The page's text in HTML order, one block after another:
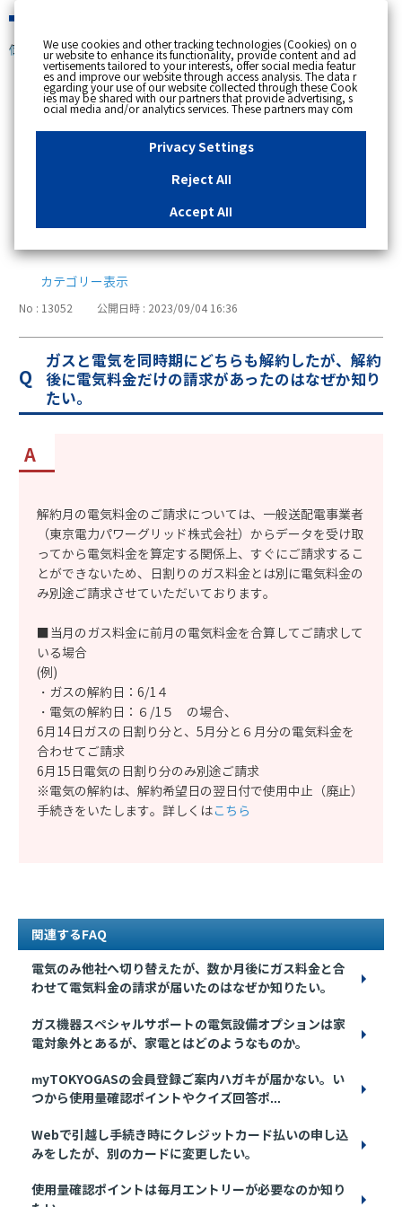
個人のお客さま
[ トップへ戻る ]
支払い・請求・検針
インボイス制度 6
カテゴリー表示
No : 13052 公開日時 : 2023/09/04 16:36
ガスと電気を同時期にどちらも解約したが、解約
後に電気料金だけの請求があったのはなぜか知り
たい。
解約月の電気料金のご請求については、一般送配電事業者
（東京電力パワーグリッド株式会社）からデータを受け取
ってから電気料金を算定する関係上、すぐにご請求するこ
とができないため、日割りのガス料金とは別に電気料金の
み別途ご請求させていただいております。
■当月のガス料金に前月の電気料金を合算してご請求して
いる場合
(例)
・ガスの解約日：6/1４
・電気の解約日：６/1５ の場合、
6月14日ガスの日割り分と、5月分と６月分の電気料金を
合わせてご請求
6月15日電気の日割り分のみ別途ご請求
※電気の解約は、解約希望日の翌日付で使用中止（廃止）
手続きをいたします。詳しくはこちら
関連するFAQ
電気のみ他社へ切り替えたが、数か月後にガス料金と合
わせて電気料金の請求が届いたのはなぜか知りたい。
ガス機器スペシャルサポートの電気設備オプションは家
電対象外とあるが、家電とはどのようなものか。
myTOKYOGASの会員登録ご案内ハガキが届かない。い
つから使用量確認ポイントやクイズ回答ポ...
Webで引越し手続き時にクレジットカード払いの申し込
みをしたが、別のカードに変更したい。
使用量確認ポイントは毎月エントリーが必要なのか知り
We use cookies and other tracking technologies (Cookies) on o
ur website to enhance its functionality, provide content and ad
vertisements tailored to your interests, offer social media featur
es and improve our website through access analysis. The data r
egarding your use of our website collected through these Cook
ies may be shared with our partners that provide advertising, s
ocial media and/or analytics services. These partners may com
bine the data shared by us with other data that you have provi
ded to them or that they have collected from your use of their s
ervices or other websites to analyse and optimise advertisemen
ts delivered to you by businesses other than us on the internet.
essary Cookies, please click "Reject All". If you agree to the use
of all Cookies, please click "Accept All". To select your preferen
u can change your consent or rejection settings at any time by c
"Privacy Settings"button on this banner or through y
our browser's "Settings". For more information regarding the pr
site, please refer to the link below.Cookies DetailsPrivacy Polic
y
Privacy Settings
Reject All
Accept All